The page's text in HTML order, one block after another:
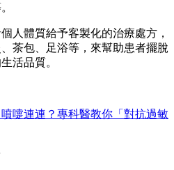
人體質給予客製化的治療處方，
茶包、足浴等，來幫助患者擺脫
活品質。
嚏連連？專科醫教你「對抗過敏